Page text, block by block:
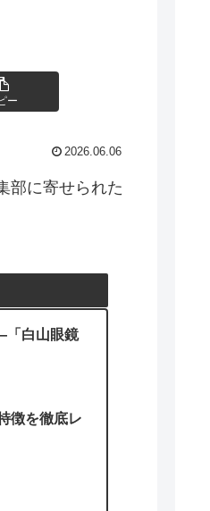
ー
2026.06.06
部に寄せられた
「白山眼鏡
徴を徹底レ